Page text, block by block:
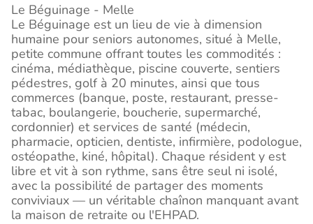
Le Béguinage - Melle
Le Béguinage est un lieu de vie à dimension
humaine pour seniors autonomes, situé à Melle,
petite commune offrant toutes les commodités :
cinéma, médiathèque, piscine couverte, sentiers
pédestres, golf à 20 minutes, ainsi que tous
commerces (banque, poste, restaurant, presse-
tabac, boulangerie, boucherie, supermarché,
cordonnier) et services de santé (médecin,
pharmacie, opticien, dentiste, infirmière, podologue,
ostéopathe, kiné, hôpital). Chaque résident y est
libre et vit à son rythme, sans être seul ni isolé,
avec la possibilité de partager des moments
conviviaux — un véritable chaînon manquant avant
la maison de retraite ou l'EHPAD.